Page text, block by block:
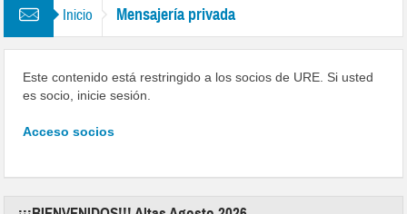
Inicio Mensajería privada
Este contenido está restringido a los socios de URE. Si usted
es socio, inicie sesión.
Acceso socios